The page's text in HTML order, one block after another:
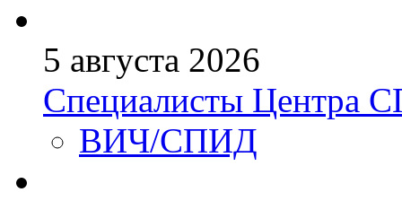
5 августа 2026
Специалисты
ВИЧ/СПИД